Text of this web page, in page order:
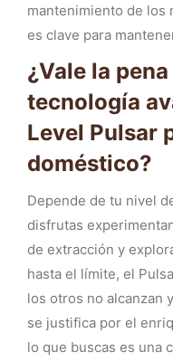
mantenimiento de los
es clave para
¿Vale la
tecnología
Level Pulsar
doméstico?
Depende de tu nivel
disfrutas
de extracción y
hasta el límite, el
los otros no alcanzan
se justifica por el
lo que buscas es una